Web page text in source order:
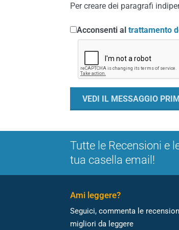
Per creare dei paragrafi
Acconsenti al trattamento
Tutte le Recensioni e
tua casella email!
Ami leggere?
Seguici, commenta le
migliori da leggere